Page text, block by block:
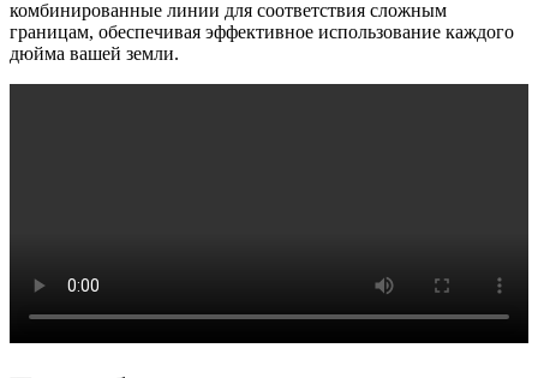
комбинированные линии для соответствия сложным
границам, обеспечивая эффективное использование каждого
дюйма вашей земли.